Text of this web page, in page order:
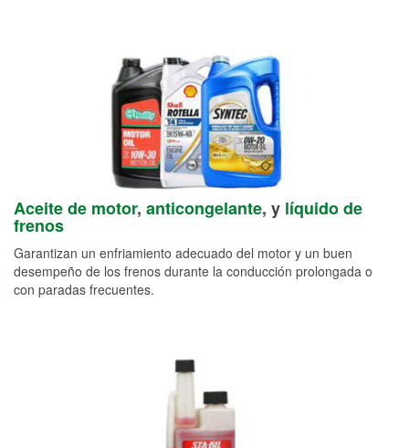
Aceite de motor, anticongelante, y líquido de
frenos
Garantizan un enfriamiento adecuado del motor y un buen
desempeño de los frenos durante la conducción prolongada o
con paradas frecuentes.